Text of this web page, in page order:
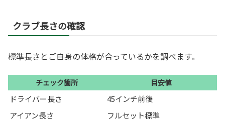
クラブ長さの確認
標準長さとご自身の体格が合っているかを調べます。
チェック箇所 目安値
ドライバー長さ
45インチ前後
アイアン長さ
フルセット標準